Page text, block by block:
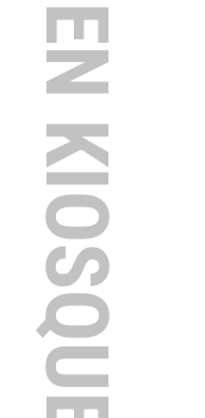
EN KIOSQUE